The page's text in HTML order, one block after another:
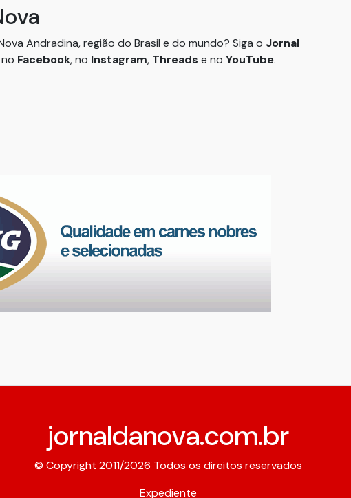
Andradina, região do Brasil e do mundo? Siga o Jornal
Facebook, no Instagram, Threads e no YouTube.
jornaldanova.com.br
© Copyright 2011/2026 Todos os direitos reservados
Expediente